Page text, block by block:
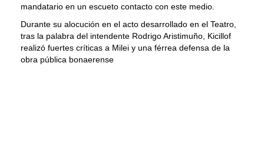
mandatario en un escueto contacto con este medio.
Durante su alocución en el acto desarrollado en el Teatro,
tras la palabra del intendente Rodrigo Aristimuño, Kicillof
realizó fuertes críticas a Milei y una férrea defensa de la
obra pública bonaerense